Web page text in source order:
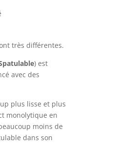
très différentes.
) est
avec des
plus lisse et plus
monolytique en
moins de
dans son